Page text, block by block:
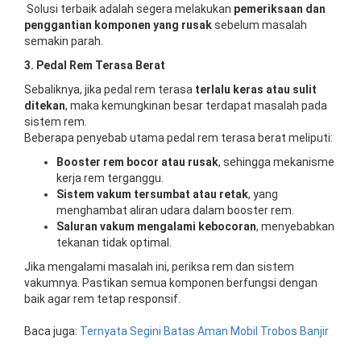
Solusi terbaik adalah segera melakukan pemeriksaan dan
penggantian komponen yang rusaksebelum masalah
semakin parah.
3. Pedal Rem Terasa Berat
Sebaliknya, jika pedal rem terasa terlalu keras atau sulit
ditekan, maka kemungkinan besar terdapat masalah pada
sistem rem.
Beberapa penyebab utama pedal rem terasa berat meliputi:
Booster rem bocor atau rusak, sehingga mekanisme
kerja rem terganggu.
Sistem vakum tersumbat atau retak, yang
menghambat aliran udara dalam booster rem.
Saluran vakum mengalami kebocoran, menyebabkan
tekanan tidak optimal.
Jika mengalami masalah ini, periksa rem dan sistem
vakumnya. Pastikan semua komponen berfungsi dengan
baik agar rem tetap responsif.
Baca juga: Ternyata Segini Batas Aman Mobil Trobos Banjir